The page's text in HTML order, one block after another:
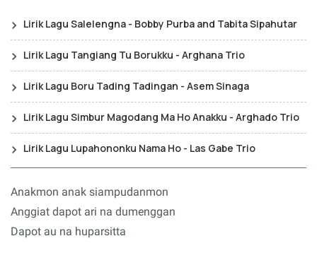
Lirik Lagu Salelengna - Bobby Purba and Tabita Sipahutar
Lirik Lagu Tangiang Tu Borukku - Arghana Trio
Lirik Lagu Boru Tading Tadingan - Asem Sinaga
Lirik Lagu Simbur Magodang Ma Ho Anakku - Arghado Trio
Lirik Lagu Lupahononku Nama Ho - Las Gabe Trio
Anakmon anak siampudanmon
Anggiat dapot ari na dumenggan
Dapot au na huparsitta